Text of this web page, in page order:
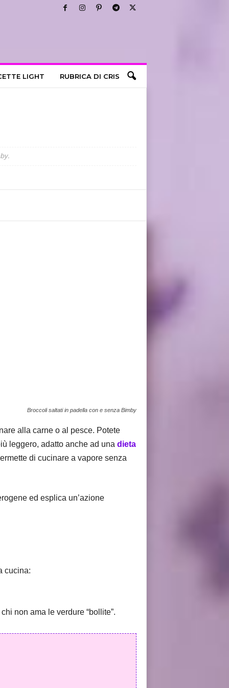
LIGHT RUBRICA DI CRIS
Broccoli saltati in padella con e senza Bimby
alla carne o al pesce. Potete
leggero, adatto anche ad una dieta
di cucinare a vapore senza
ed esplica un’azione
cucina:
non ama le verdure “bollite”.